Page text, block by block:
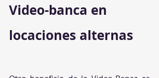
Video-banca en
locaciones alternas